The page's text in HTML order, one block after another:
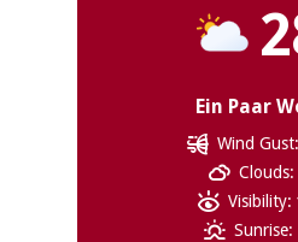
Ein Paar
Wind Gust:
Clouds:
Visibility:
Sunrise: